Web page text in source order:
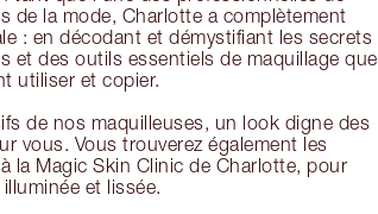
de la mode, Charlotte a complètement
: en décodant et démystifiant les secrets
et des outils essentiels de maquillage que
utiliser et copier.
de nos maquilleuses, un look digne des
vous. Vous trouverez également les
la Magic Skin Clinic de Charlotte, pour
et lissée.